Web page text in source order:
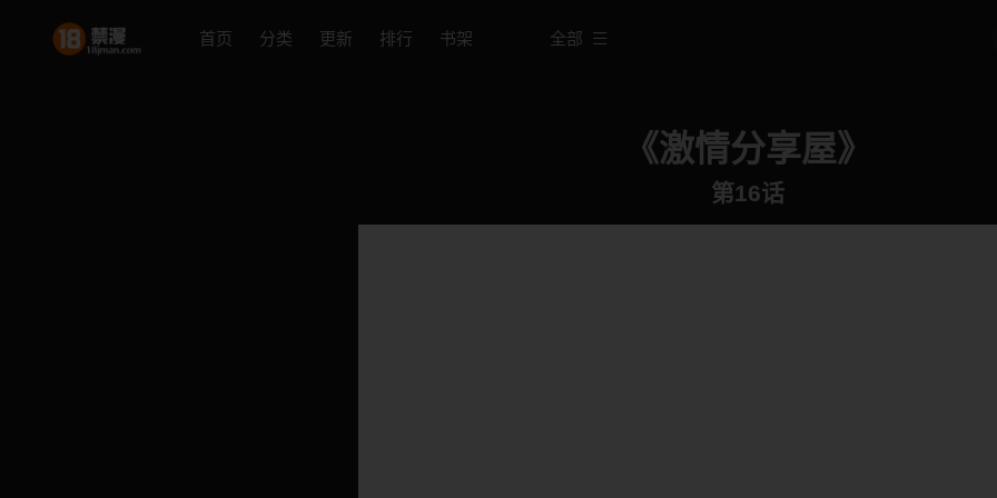
首页 分类 更新 排行 书架 全部
《激情分享屋》
第16话